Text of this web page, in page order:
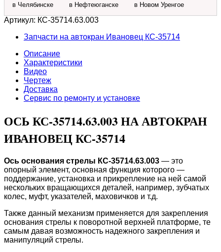
в Челябинске в Нефтеюганске в Новом Уренгое
Артикул: КС-35714.63.003
Запчасти на автокран Ивановец КС-35714
Описание
Характеристики
Видео
Чертеж
Доставка
Сервис по ремонту и установке
ОСЬ КС-35714.63.003 НА АВТОКРАН
ИВАНОВЕЦ КС-35714
Ось основания стрелы КС-35714.63.003 — это
опорный элемент, основная функция которого —
поддержание, установка и прикрепление на ней самой
нескольких вращающихся деталей, например, зубчатых
колес, муфт, указателей, маховичков и т.д.
Также данный механизм применяется для закрепления
основания стрелы к поворотной верхней платформе, те
самым давая возможность надежного закрепления и
манипуляций стрелы.